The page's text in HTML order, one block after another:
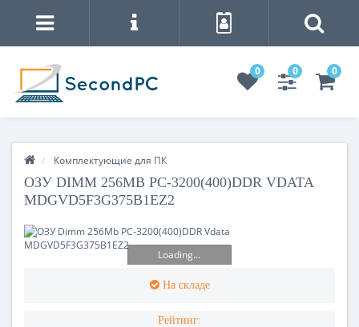
0 0 0
Комплектующие для ПК
ОЗУ DIMM 256MB PC-3200(400)DDR VDATA
MDGVD5F3G375B1EZ2
Loading...
На складе
Рейтинг: